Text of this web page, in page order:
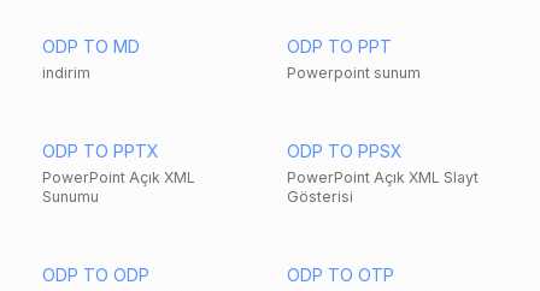
ODP TO MD
indirim
ODP TO PPT
Powerpoint sunum
ODP TO PPTX
PowerPoint Açık XML
Sunumu
ODP TO PPSX
PowerPoint Açık XML Slayt
Gösterisi
ODP TO ODP ODP TO OTP